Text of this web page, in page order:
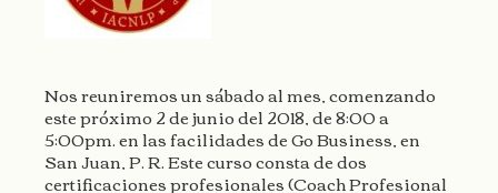
Nos reuniremos un sábado al mes, comenzando
este próximo 2 de junio del 2018, de 8:00 a
5:00pm. en las facilidades deGo Business, en
San Juan, P. R. Este curso consta de dos
certificaciones profesionales (Coach Profesional